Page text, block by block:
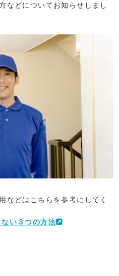
などについてお知らせしまし
などはこちらを参考にしてく
い３つの方法